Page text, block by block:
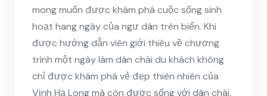
mong muốn được khám phá cuộc sống sinh
hoạt hang ngày của ngư dân trên biển. Khi
được hướng dẫn viên giới thiêu về chương
trình một ngày làm dân chài du khách không
chỉ được khám phá vẻ đẹp thiên nhiên của
Vịnh Hạ Long mà còn được sống với dân chài,